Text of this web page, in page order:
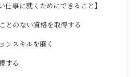
仕事に就くためにできること】
とのない資格を取得する
ンスキルを磨く
する